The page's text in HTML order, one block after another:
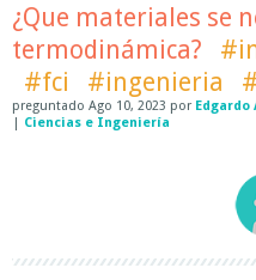
¿Que materiales se
termodinámica?
#fci
#ingenieria
preguntado Ago 10, 2023 por Edgardo
| Ciencias e Ingeniería